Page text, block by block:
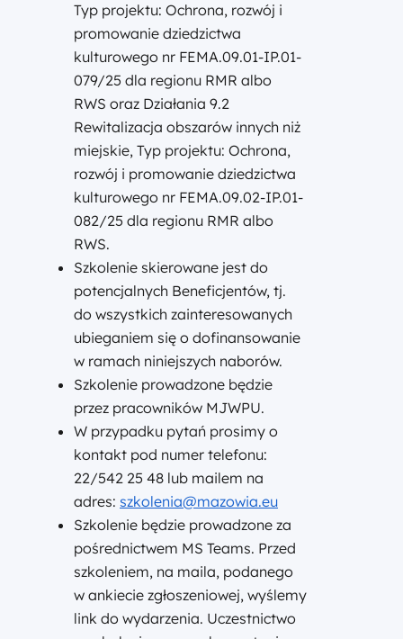
Typ projektu: Ochrona, rozwój i
promowanie dziedzictwa
kulturowego nr FEMA.09.01-IP.01-
079/25 dla regionu RMR albo
RWS oraz Działania 9.2
Rewitalizacja obszarów innych niż
miejskie, Typ projektu: Ochrona,
rozwój i promowanie dziedzictwa
kulturowego nr FEMA.09.02-IP.01-
082/25 dla regionu RMR albo
RWS.
Szkolenie skierowane jest do
potencjalnych Beneficjentów, tj.
do wszystkich zainteresowanych
ubieganiem się o dofinansowanie
w ramach niniejszych naborów.
Szkolenie prowadzone będzie
przez pracowników MJWPU.
W przypadku pytań prosimy o
kontakt pod numer telefonu:
22/542 25 48 lub mailem na
adres: szkolenia@mazowia.eu
Szkolenie będzie prowadzone za
pośrednictwem MS Teams. Przed
szkoleniem, na maila, podanego
w ankiecie zgłoszeniowej, wyślemy
link do wydarzenia. Uczestnictwo